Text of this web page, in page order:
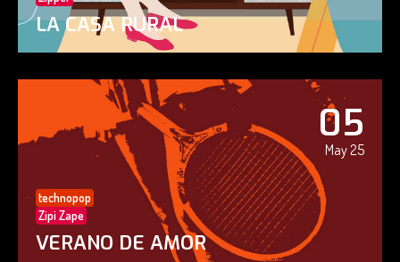
LA CASA RURAL
05
May 25
technopop
Zipi Zape
VERANO DE AMOR